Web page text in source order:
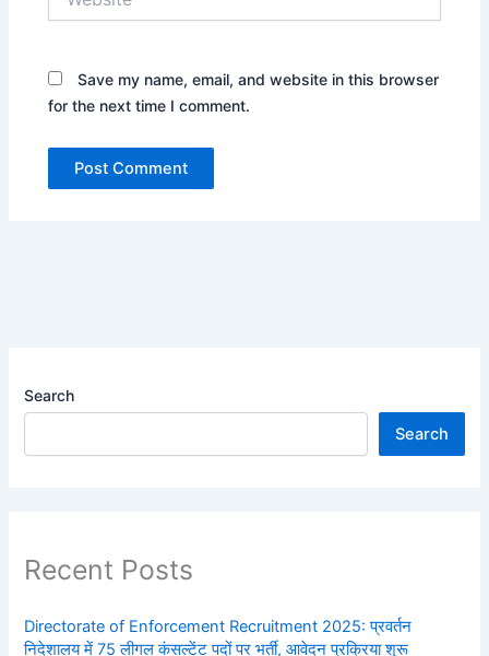
Save my name, email, and website in this browser
for the next time I comment.
Search
Search
Recent Posts
Directorate of Enforcement Recruitment 2025: प्रवर्तन
निदेशालय में 75 लीगल कंसल्टेंट पदों पर भर्ती, आवेदन प्रक्रिया शुरू